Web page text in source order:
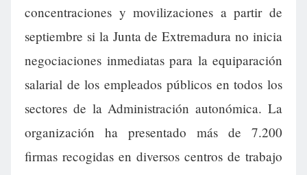
concentraciones y movilizaciones a partir de
septiembre si la Junta de Extremadura no inicia
negociaciones inmediatas para la equiparación
salarial de los empleados públicos en todos los
sectores de la Administración autonómica. La
organización ha presentado más de 7.200
firmas recogidas en diversos centros de trabajo